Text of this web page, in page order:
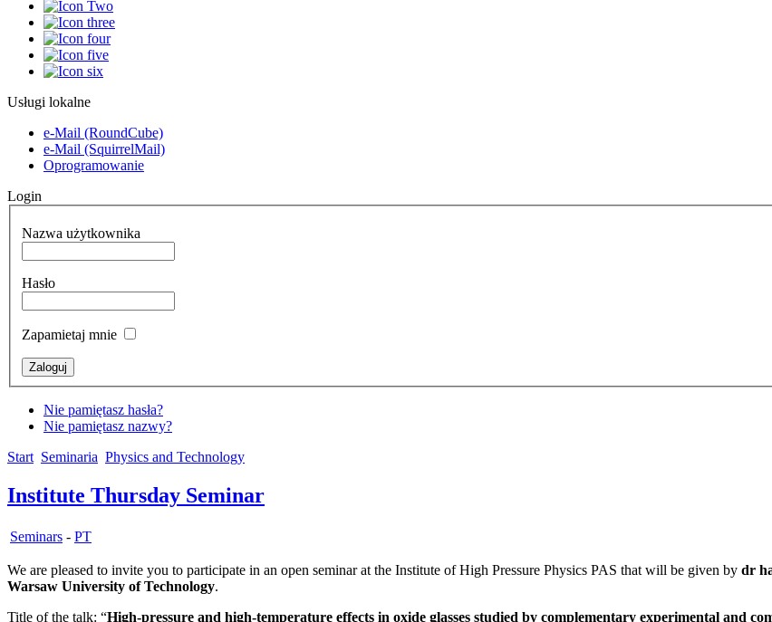
Usługi lokalne
e-Mail (RoundCube)
e-Mail (SquirrelMail)
Oprogramowanie
Login
Nazwa użytkownika
Hasło
Zapamietaj mnie
Nie pamiętasz hasła?
Nie pamiętasz nazwy?
Start Seminaria Physics and Technology
Institute Thursday Seminar
Seminars - PT
We are pleased to invite you to participate in an open seminar at the Institute of High Pressure Physics PAS that will be given by dr
Warsaw University of Technology.
Title of the talk: “High-pressure and high-temperature effects in oxide glasses studied by complementary experimental and